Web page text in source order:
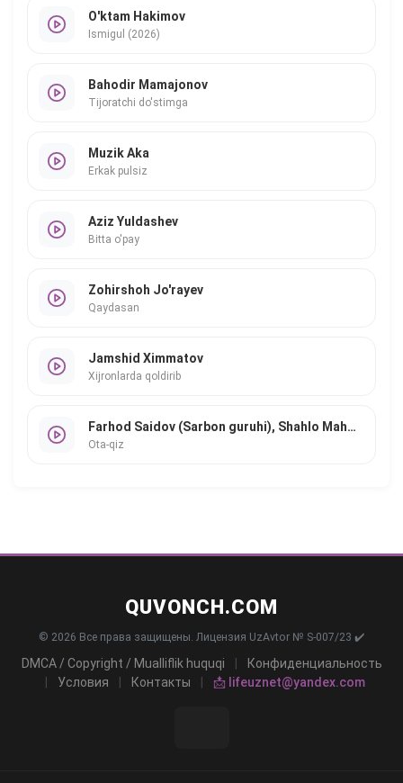
O'ktam Hakimov
Ismigul (2026)
Bahodir Mamajonov
Tijoratchi do'stimga
Muzik Aka
Erkak pulsiz
Aziz Yuldashev
Bitta o'pay
Zohirshoh Jo'rayev
Qaydasan
Jamshid Ximmatov
Xijronlarda qoldirib
Farhod Saidov (Sarbon guruhi), Shahlo Mahmudova
Ota-qiz
QUVONCH.COM
© 2026 Все права защищены. Лицензия UzAvtor № S-007/23 ✔️
DMCA / Copyright / Mualliflik huquqi
Конфиденциальность
Условия Контакты 📩 lifeuznet@yandex.com